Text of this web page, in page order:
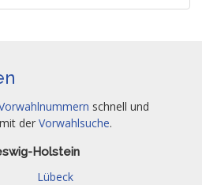
schnell und
der Vorwahlsuche.
Holstein
Lübeck